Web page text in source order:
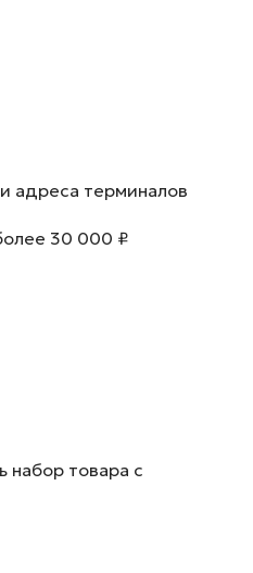
адреса терминалов
30 000 ₽
набор товара с